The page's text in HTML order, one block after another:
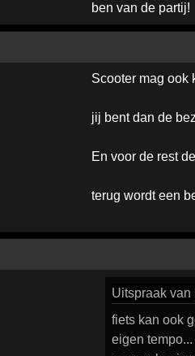
ben van de partij!
Scooter mag ook
jij bent dan de
En voor de rest
terug wordt een
Uitspraakvan
fiets kan ook
eigen tempo...